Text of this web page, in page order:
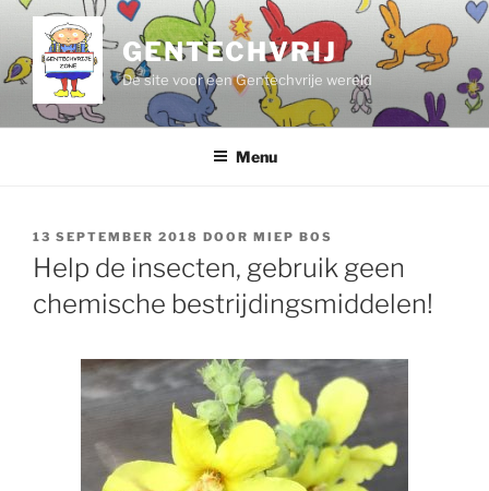
de
inhoud
GENTECHVRIJ
De site voor een Gentechvrije wereld
Menu
GEPLAATST
OP
13 SEPTEMBER 2018 DOOR MIEP BOS
Help de insecten, gebruik geen
chemische bestrijdingsmiddelen!